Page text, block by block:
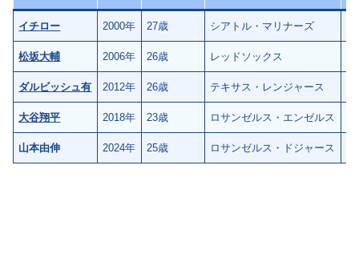
イチロー 2000年 27歳 シアトル・マリナーズ
松坂大輔 2006年 26歳 レッドソックス
ダルビッシュ有 2012年 26歳 テキサス・レンジャース
大谷翔平 2018年 23歳 ロサンゼルス・エンゼルス
山本由伸 2024年 25歳 ロサンゼルス・ドジャース